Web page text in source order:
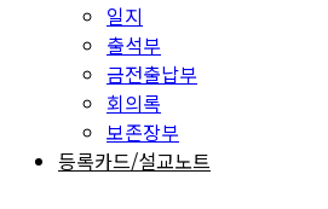
일지
출석부
금전출납부
회의록
보존장부
등록카드/설교노트